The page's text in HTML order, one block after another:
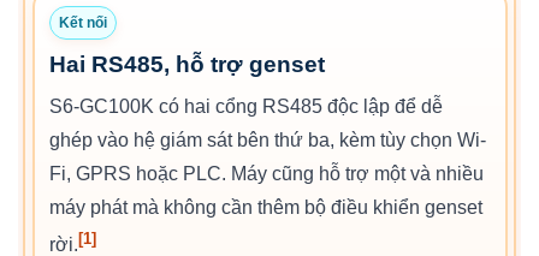
Kết nối
Hai RS485, hỗ trợ genset
S6-GC100K có hai cổng RS485 độc lập để dễ
ghép vào hệ giám sát bên thứ ba, kèm tùy chọn Wi-
Fi, GPRS hoặc PLC. Máy cũng hỗ trợ một và nhiều
máy phát mà không cần thêm bộ điều khiển genset
rời. [1]